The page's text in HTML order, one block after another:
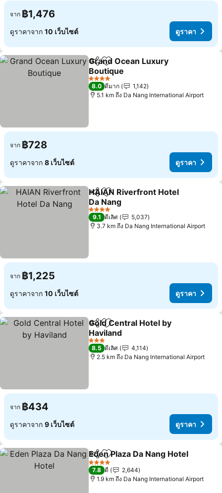
จาก ฿1,476
ดูราคาจาก 10 เว็บไซต์ ดูราคา
แชร์ เพิ่มในรายการโปรด
Grand Ocean Luxury
Boutique
4 ดาว
8.0 ดีมาก
1,142
5.1 km ถึง Da Nang International Airport
จาก ฿728
ดูราคาจาก 8 เว็บไซต์ ดูราคา
แชร์ เพิ่มในรายการโปรด
HAIAN Riverfront Hotel
Da Nang
4 ดาว
9.1 ดีเลิศ
5,037
3.7 km ถึง Da Nang International Airport
จาก ฿1,225
ดูราคาจาก 10 เว็บไซต์ ดูราคา
แชร์ เพิ่มในรายการโปรด
Gold Central Hotel by
Haviland
3 ดาว
8.5 ดีเลิศ
4,114
2.5 km ถึง Da Nang International Airport
จาก ฿434
ดูราคาจาก 9 เว็บไซต์ ดูราคา
แชร์ เพิ่มในรายการโปรด
Eden Plaza Da Nang Hotel
4 ดาว
7.8 ดี
2,644
1.9 km ถึง Da Nang International Airport